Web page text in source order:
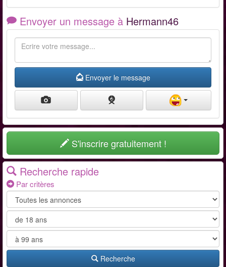
Envoyer un message à Hermann46
Envoyer le message
S'inscrire gratuitement !
Recherche rapide
Par critères
Recherche